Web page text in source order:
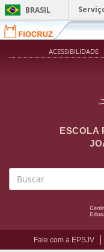
Pular para o conteúdo
BRASIL
ACESSIBILIDADE
ESCOLA
Fale com a EPSJV